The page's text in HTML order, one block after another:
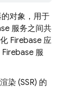
对象，用于
服务之间共
Firebase 应
服
染 (SSR) 的